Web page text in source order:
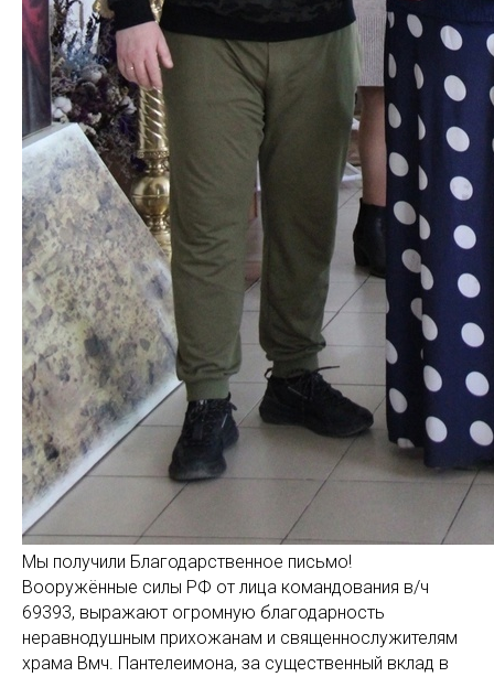
Мы получили Благодарственное письмо!
Вооружённые силы РФ от лица командования в/ч
69393, выражают огромную благодарность
неравнодушным прихожанам и священнослужителям
храма Вмч. Пантелеимона, за существенный вклад в